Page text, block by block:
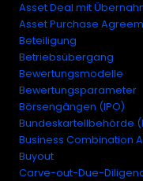
Asset Deal mit
Asset Purchase
Beteiligung
Betriebsübergang
Bewertungsmodelle
Bewertungsparameter
Börsengängen (IPO)
Bundeskartellbehörde
Business Combination
Buyout
Carve-out-Due-